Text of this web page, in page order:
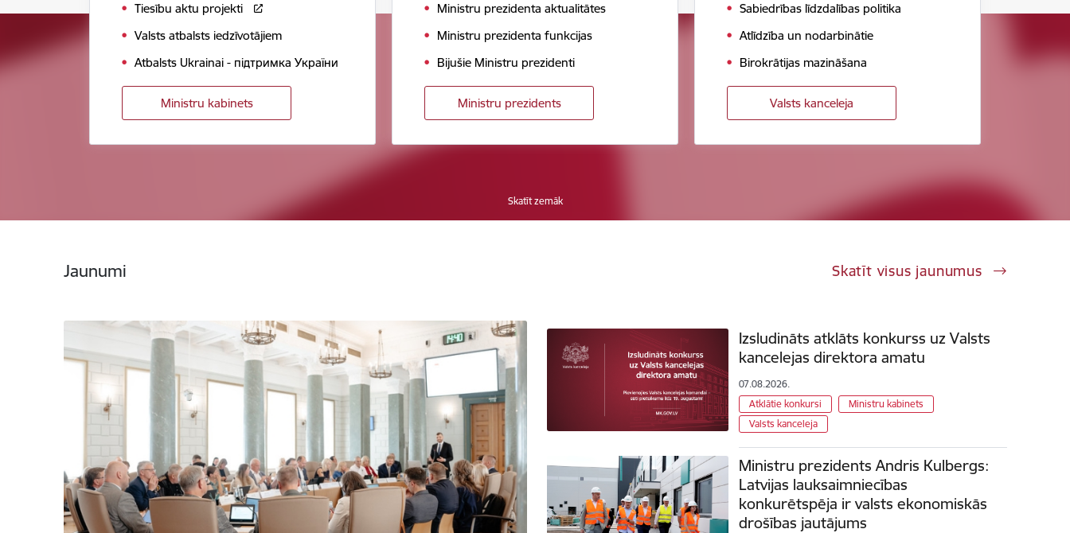
Tiesību aktu projekti
Valsts atbalsts iedzīvotājiem
Atbalsts Ukrainai - підтримка України
Ministru kabinets
Ministru prezidenta aktualitātes
Ministru prezidenta funkcijas
Bijušie Ministru prezidenti
Ministru prezidents
Sabiedrības līdzdalības politika
Atlīdzība un nodarbinātie
Birokrātijas mazināšana
Valsts kanceleja
Skatīt zemāk
Jaunumi Skatīt visus jaunumus
Izsludināts atklāts konkurss uz Valsts
kancelejas direktora amatu
07.08.2026.
Atklātie konkursi
Ministru kabinets
Valsts kanceleja
Ministru prezidents Andris Kulbergs:
Latvijas lauksaimniecības
konkurētspēja ir valsts ekonomiskās
drošības jautājums